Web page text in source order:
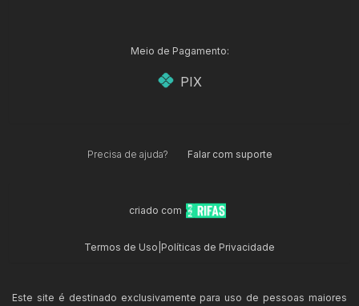
Meio de Pagamento:
PIX
Precisa de ajuda? Falar com suporte
criado com
Termos de Uso Políticas de Privacidade
Este site é destinado exclusivamente para uso de pessoas maiores